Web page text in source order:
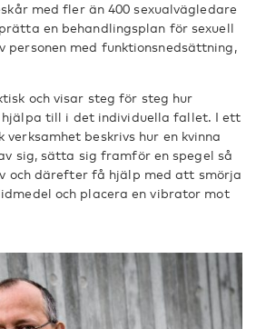
med fler än 400 sexualvägledare
en behandlingsplan för sexuell
personen med funktionsnedsättning,
och visar steg för steg hur
hjälpa till i det individuella fallet. I ett
verksamhet beskrivs hur en kvinna
sig, sätta sig framför en spegel så
och därefter få hjälp med att smörja
och placera en vibrator mot